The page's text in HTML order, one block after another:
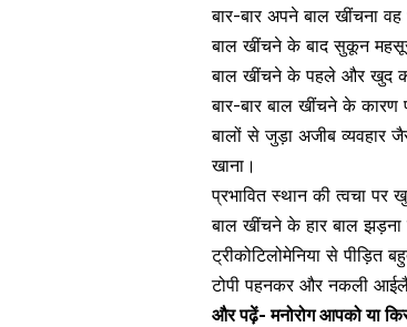
बार-बार अपने बाल खींचना
बाल खींचने के बाद सुकून
बाल खींचने के पहले और खुद
बार-बार बाल खींचने के
बालों से जुड़ा अजीब व्यवहार
खाना।
प्रभावित स्थान कीत्वचा पर
बाल खींचने के हार बाल
ट्रीकोटिलोमेनिया से
टोपी पहनकर और नकली
और पढ़ें-मनोरोग आपको या